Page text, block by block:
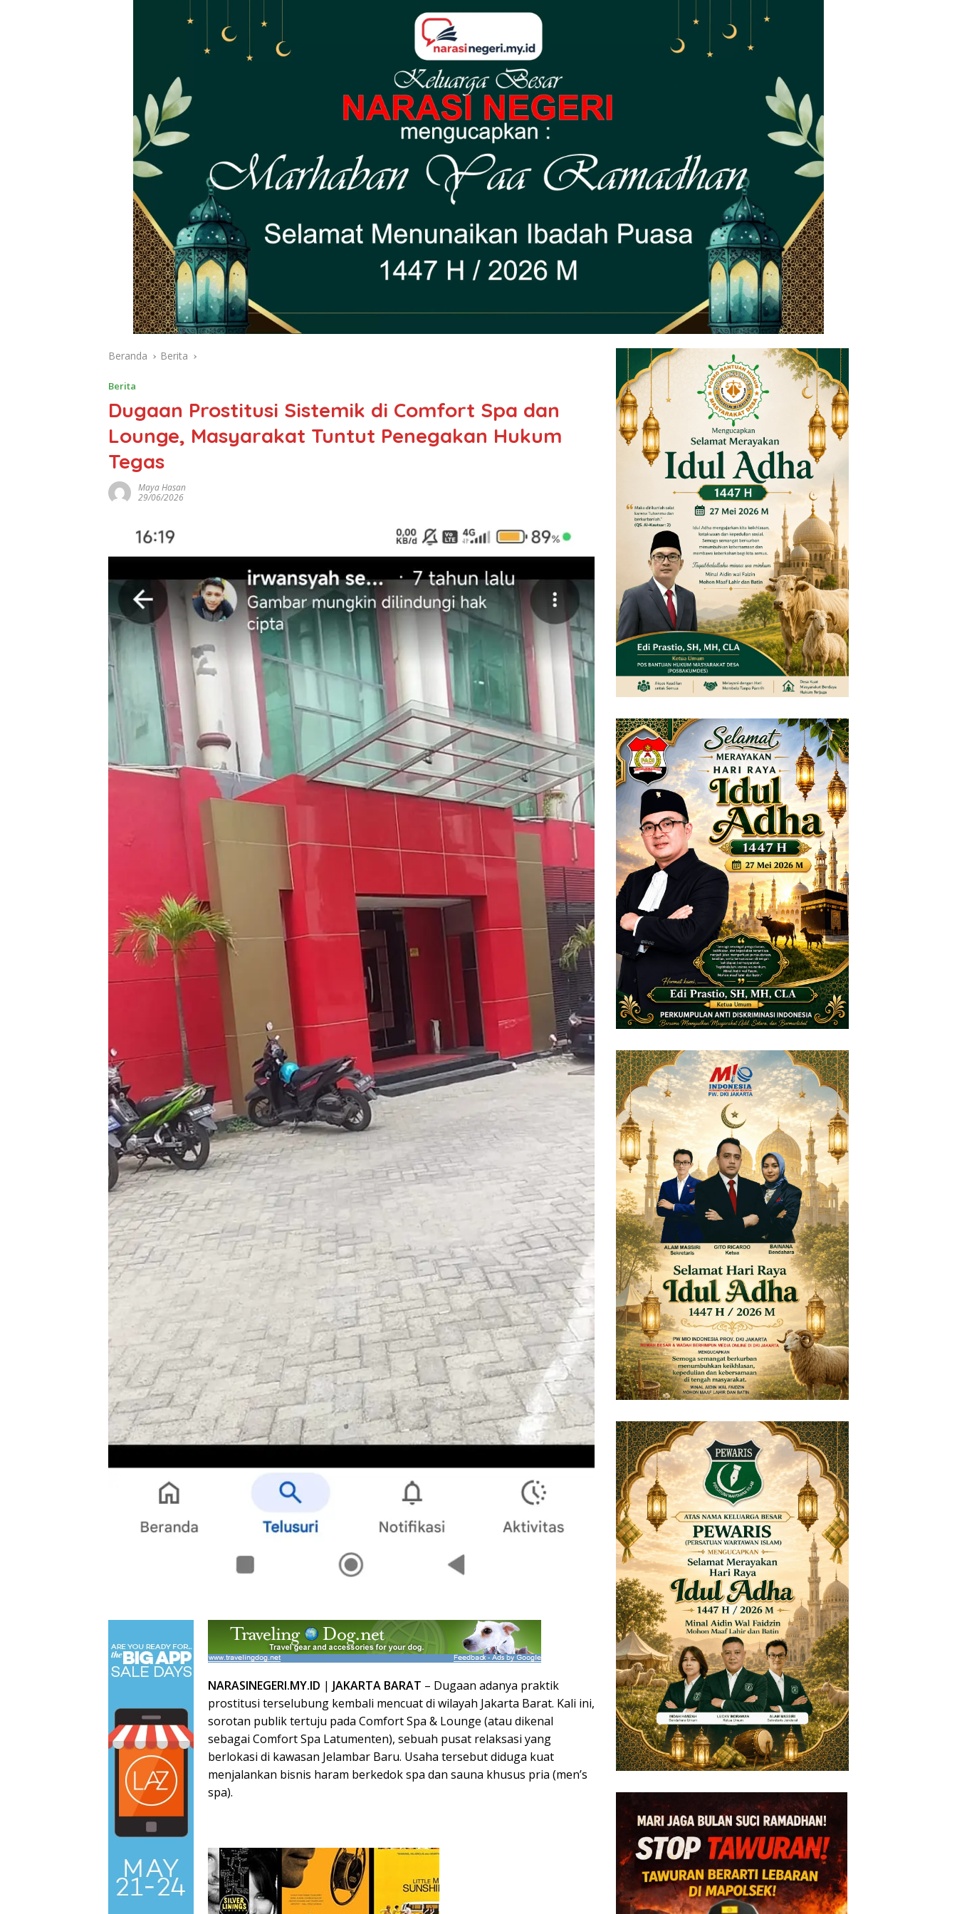
Beranda Berita
Berita
Dugaan Prostitusi Sistemik di Comfort Spa dan
Lounge, Masyarakat Tuntut Penegakan Hukum
Tegas
Maya Hasan
29/06/2026
NARASINEGERI.MY.ID | JAKARTA BARAT – Dugaan adanya praktik
prostitusi terselubung kembali mencuat di wilayah Jakarta Barat. Kali ini,
sorotan publik tertuju pada Comfort Spa & Lounge (atau dikenal
sebagai Comfort Spa Latumenten), sebuah pusat relaksasi yang
berlokasi di kawasan Jelambar Baru. Usaha tersebut diduga kuat
menjalankan bisnis haram berkedok spa dan sauna khusus pria (men’s
spa).